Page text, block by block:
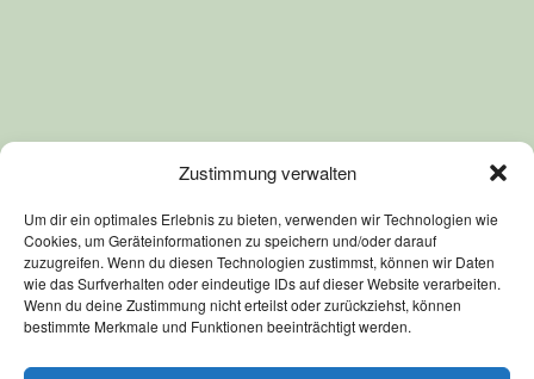
Zustimmung verwalten
Um dir ein optimales Erlebnis zu bieten, verwenden wir Technologien wie
Cookies, um Geräteinformationen zu speichern und/oder darauf
zuzugreifen. Wenn du diesen Technologien zustimmst, können wir Daten
wie das Surfverhalten oder eindeutige IDs auf dieser Website verarbeiten.
Wenn du deine Zustimmung nicht erteilst oder zurückziehst, können
bestimmte Merkmale und Funktionen beeinträchtigt werden.